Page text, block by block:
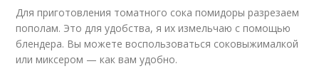
Для приготовления томатного сока помидоры разрезаем
пополам. Это для удобства, я их измельчаю с помощью
блендера. Вы можете воспользоваться соковыжималкой
или миксером — как вам удобно.